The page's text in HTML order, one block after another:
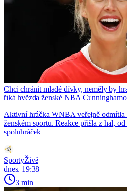
Chci chránit mladé dívky, neměly by
říká hvězda ženské NBA
Aktivní hráčka WNBA veřejně odmítla
ženském sportu. Reakce přišla z hal,
spoluhráček.
SportyŽivě
dnes, 19:38
3 min